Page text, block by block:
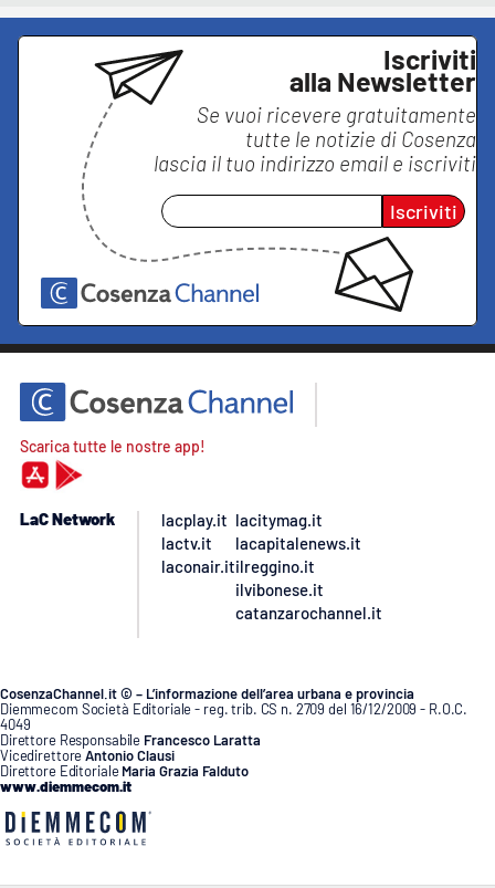
Iscriviti
alla Newsletter
Se vuoi ricevere gratuitamente
tutte le notizie di Cosenza
lascia il tuo indirizzo email e iscriviti
Iscriviti
Scarica tutte le nostre app!
LaC Network
lacplay.it
lactv.it
laconair.it
lacitymag.it
lacapitalenews.it
ilreggino.it
ilvibonese.it
catanzarochannel.it
CosenzaChannel.it © – L’informazione dell’area urbana e provincia
Diemmecom Società Editoriale - reg. trib. CS n. 2709 del 16/12/2009 - R.O.C.
4049
Direttore Responsabile Francesco Laratta
VicedirettoreAntonio Clausi
Direttore Editoriale Maria Grazia Falduto
www.diemmecom.it